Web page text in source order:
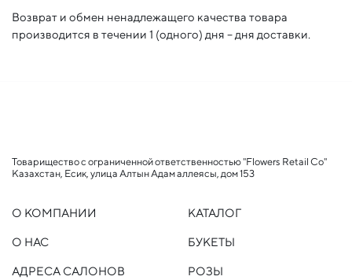
Возврат и обмен ненадлежащего качества товара
производится в течении 1 (одного) дня – дня доставки.
Товарищество с ограниченной ответственностью "Flowers Retail Co"
Казахстан, Есик, улица Алтын Адам аллеясы, дом 153
О КОМПАНИИ
О НАС
АДРЕСА САЛОНОВ
КАТАЛОГ
БУКЕТЫ
РОЗЫ